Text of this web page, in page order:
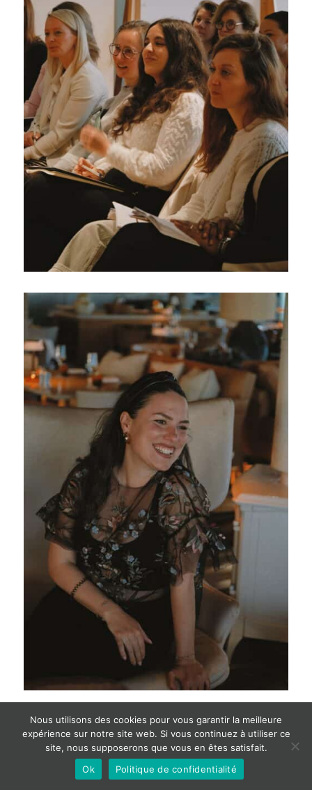
Nous utilisons des cookies pour vous garantir la meilleure
expérience sur notre site web. Si vous continuez à utiliser ce
site, nous supposerons que vous en êtes satisfait.
Ok
Politique de confidentialité